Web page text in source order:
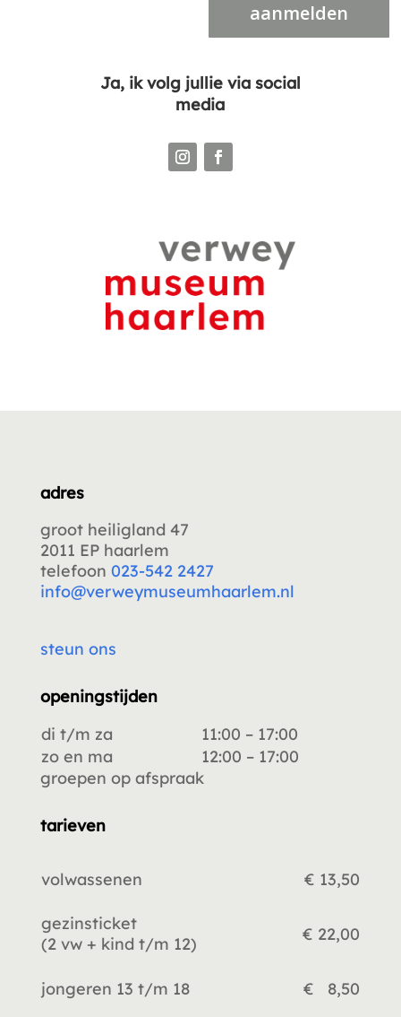
aanmelden
Ja, ik volg jullie via social
media
adres
groot heiligland 47
2011 EP haarlem
telefoon 023-542 2427
info@verweymuseumhaarlem.nl
steun ons
openingstijden
di t/m za
11:00 – 17:00
zo en ma
12:00 – 17:00
groepen op afspraak
tarieven
volwassenen € 13,50
gezinsticket
(2 vw + kind t/m 12) € 22,00
jongeren 13 t/m 18 € 8,50